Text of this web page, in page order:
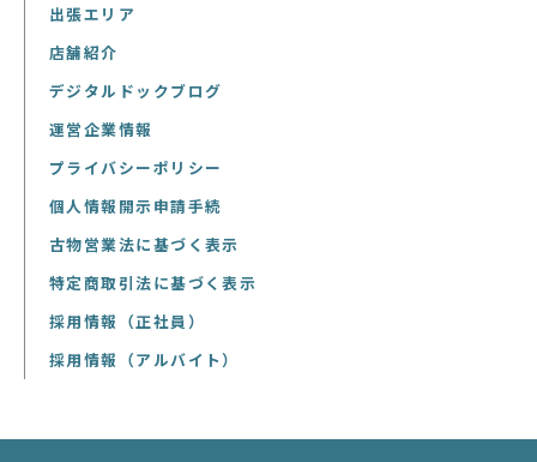
出張エリア
店舗紹介
デジタルドックブログ
運営企業情報
プライバシーポリシー
個人情報開示申請手続
古物営業法に基づく表示
特定商取引法に基づく表示
採用情報（正社員）
採用情報（アルバイト）